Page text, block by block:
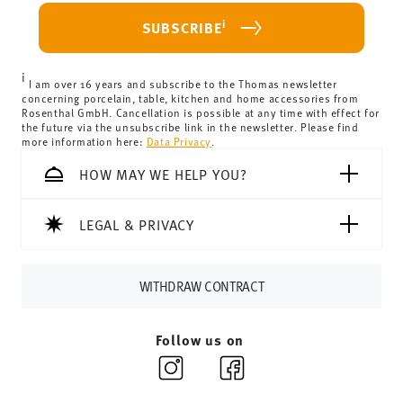
For Germany, these are 4,90 €. For all other countries, you
can view the delivery costs
delivery is free of charge.
Switzerland:delivery is free of charge for orders over
69,90 CHF. If the value of your purchase is less than
69,90 CHF, delivery charges are 36,90 CHF.
Tracking:You will receive a tracking code by e-mail as
Delivery time: 3-5 working days for delivery within
Germany for items in stock. You can view delivery times to
For returns, please use ourreturns service
SUBSCRIBEi
i I am over 16 years and subscribe to the Thomas newsletter
concerning porcelain, table, kitchen and home accessories from
Rosenthal GmbH. Cancellation is possible at any time with effect for
the future via the unsubscribe link in the newsletter. Please find
more information here: Data Privacy
HOW MAY WE HELP YOU?
LEGAL & PRIVACY
WITHDRAW CONTRACT
Follow us on